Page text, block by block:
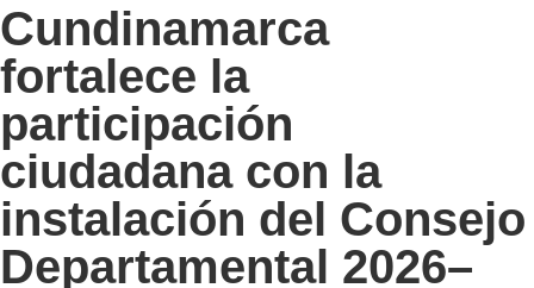
Cundinamarca
fortalece la
participación
ciudadana con la
instalación del Consejo
Departamental 2026–